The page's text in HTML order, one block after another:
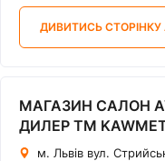
ДИВИТИСЬ
МАГАЗИН САЛОН
ДИЛЕР ТМ
м. Львів вул.